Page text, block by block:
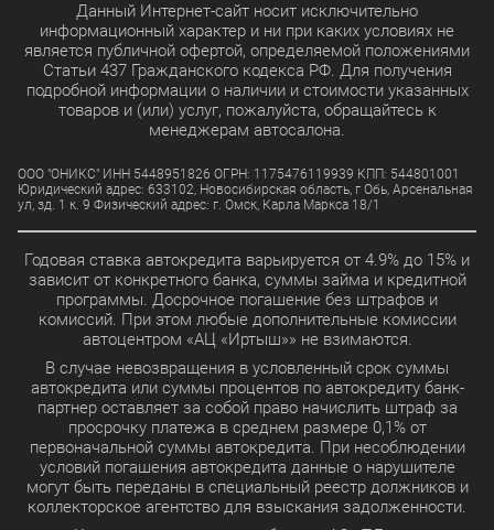
Данный Интернет-сайт носит исключительно
информационный характер и ни при каких условиях не
является публичной офертой, определяемой положениями
Статьи 437 Гражданского кодекса РФ. Для получения
подробной информации о наличии и стоимости указанных
товаров и (или) услуг, пожалуйста, обращайтесь к
менеджерам автосалона.
ООО "ОНИКС" ИНН 5448951826 ОГРН: 1175476119939 КПП: 544801001
Юридический адрес: 633102, Новосибирская область, г Обь, Арсенальная
ул, зд. 1 к. 9 Физический адрес: г. Омск, Карла Маркса 18/1
Годовая ставка автокредита варьируется от 4.9% до 15% и
зависит от конкретного банка, суммы займа и кредитной
программы. Досрочное погашение без штрафов и
комиссий. При этом любые дополнительные комиссии
автоцентром «АЦ «Иртыш»» не взимаются.
В случае невозвращения в условленный срок суммы
автокредита или суммы процентов по автокредиту банк-
партнер оставляет за собой право начислить штраф за
просрочку платежа в среднем размере 0,1% от
первоначальной суммы автокредита. При несоблюдении
условий погашения автокредита данные о нарушителе
могут быть переданы в специальный реестр должников и
коллекторское агентство для взыскания задолженности.